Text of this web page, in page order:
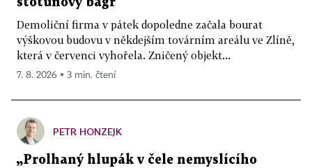
stotunový bagr
Demoliční firma v pátek dopoledne začala bourat
výškovou budovu v někdejším továrním areálu ve Zlíně,
která v červenci vyhořela. Zničený objekt...
7. 8. 2026 ▪ 3 min. čtení
PETR HONZEJK
„Prolhaný hlupák v čele nemyslícího